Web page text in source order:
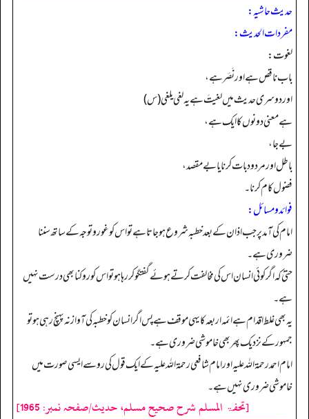
حدیث حاشیہ:
مفردات الحدیث:
لغوت:
باب ناقص ہے اور نَصَر ہے،
اور دوسری حدیث میں لغيتَ ہے یہ لغي يلغي (س)
ہے معنی دونوں کا ایک ہے،
بے جا،
باطل اور مردود بات کرنا یا بے مقصد،
فضول کام کرنا۔
فوائد ومسائل:
امام کی آمد پر جب اذان کے بعد خطبہ شروع ہوجاتا ہے تو اس کو غور وتوجہ کے ساتھ سننا
ضروری ہے۔
حتیٰ کہ اگر کوئی انسان اس کی مخالفت کرتے ہوئے گفتگو کررہا ہوتو اس کو روکنا بھی درست نہیں
ہے۔
یہ بھی غلط اقدام ہے ائمہ اربعہ کا یہی موقف ہے پس اگر انسان کو خطبہ کی آواز نہ پہنچ رہی ہو تو
جمہور کے نزدیک پھر بھی خاموشی ضروری ہے۔
امام احمد رحمۃ اللہ علیہ اور امام شافعی رحمۃ اللہ علیہ کے ایک قول کی رو سے ایسی صورت میں
خاموشی ضروری نہیں ہے۔
[تحفۃ المسلم شرح صحیح مسلم، حدیث/صفحہ نمبر: 1965]